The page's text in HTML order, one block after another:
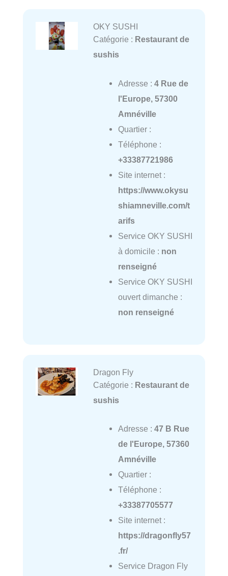
OKY SUSHI
Catégorie : Restaurant de
sushis
Adresse : 4 Rue de
l'Europe, 57300
Amnéville
Quartier :
Téléphone :
+33387721986
Site internet :
https://www.okysu
shiamneville.com/t
arifs
Service OKY SUSHI
à domicile : non
renseigné
Service OKY SUSHI
ouvert dimanche :
non renseigné
Dragon Fly
Catégorie : Restaurant de
sushis
Adresse : 47 B Rue
de l'Europe, 57360
Amnéville
Quartier :
Téléphone :
+33387705577
Site internet :
https://dragonfly57
.fr/
Service Dragon Fly